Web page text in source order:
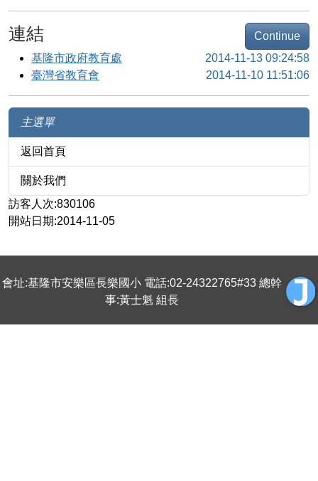
連結
Continue
基隆市政府教育處
2014-11-13 09:24:58
臺灣省教育會
2014-11-10 11:51:06
主選單
返回首頁
關於我們
訪客人次:830106
開站日期:2014-11-05
會址:基隆市安樂區長樂國小 電話:02-24322765#33 總幹
事:黃士魁 組長